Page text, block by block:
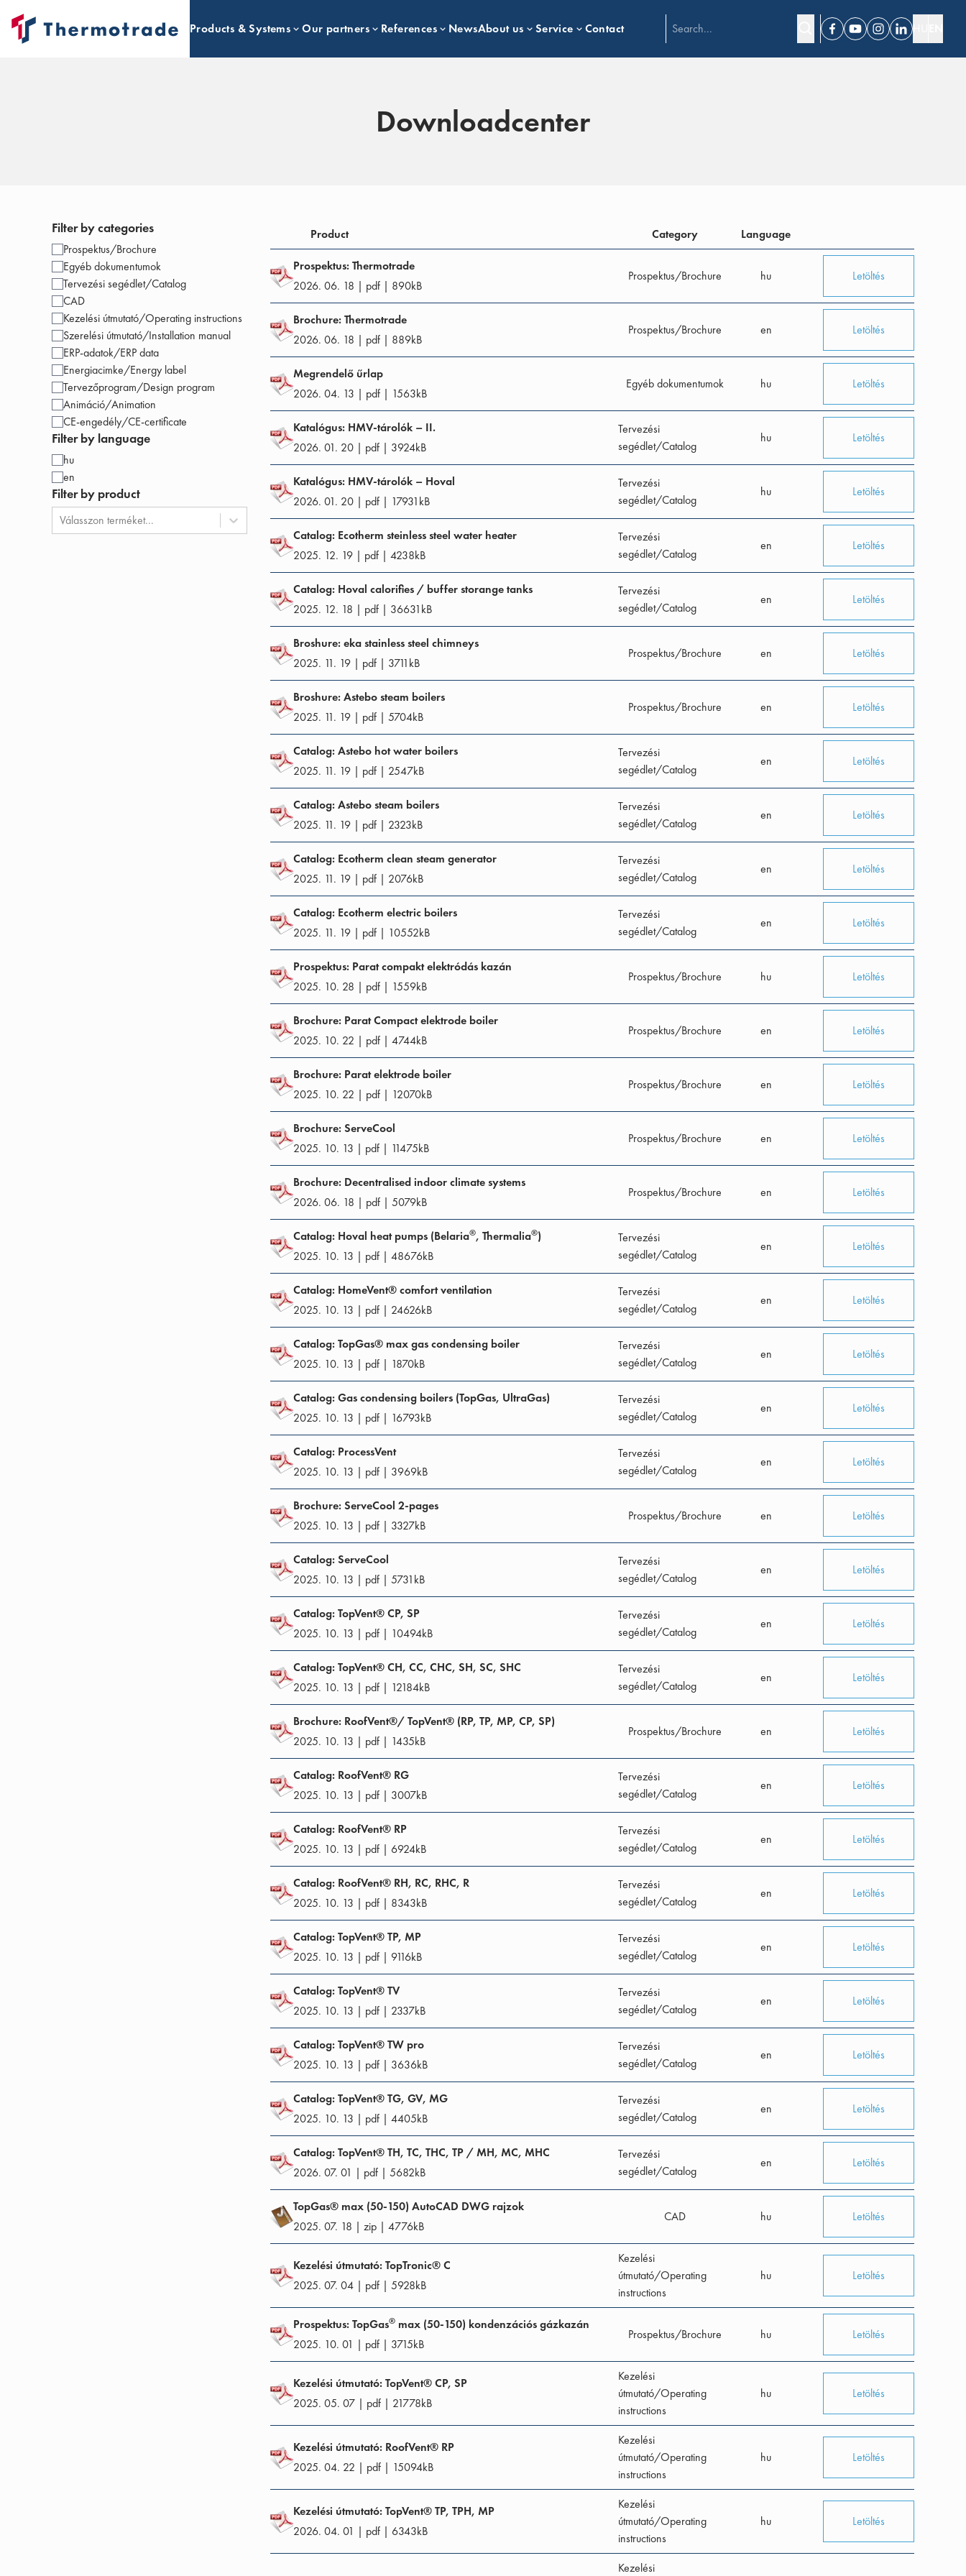
Products & Systems Our partners References NewsAbout us Service Contact Facebook
YoutubeInstagramLinkedin
Downloadcenter
Filter by categories
Prospektus/Brochure
Egyéb dokumentumok
Tervezési segédlet/Catalog
CAD
Kezelési útmutató/Operating instructions
Szerelési útmutató/Installation manual
ERP-adatok/ERP data
Energiacimke/Energy label
Tervezőprogram/Design program
Animáció/Animation
CE-engedély/CE-certificate
Filter by language
hu
en
Filter by product
Válasszon terméket...
Product Category Language
Prospektus: Thermotrade
2026. 06. 18 | pdf | 890kB
Prospektus/Brochure hu Letöltés
Brochure: Thermotrade
2026. 06. 18 | pdf | 889kB
Prospektus/Brochure en Letöltés
Megrendelő űrlap
2026. 04. 13 | pdf | 1563kB
Egyéb dokumentumok hu Letöltés
Katalógus: HMV-tárolók – II.
2026. 01. 20 | pdf | 3924kB
Tervezési
segédlet/Catalog
hu Letöltés
Katalógus: HMV-tárolók – Hoval
2026. 01. 20 | pdf | 17931kB
Tervezési
segédlet/Catalog
hu Letöltés
Catalog: Ecotherm steinless steel water heater
2025. 12. 19 | pdf | 4238kB
Tervezési
segédlet/Catalog
en Letöltés
Catalog: Hoval calorifies / buffer storange tanks
2025. 12. 18 | pdf | 36631kB
Tervezési
segédlet/Catalog
en Letöltés
Broshure: eka stainless steel chimneys
2025. 11. 19 | pdf | 3711kB
Prospektus/Brochure en Letöltés
Broshure: Astebo steam boilers
2025. 11. 19 | pdf | 5704kB
Prospektus/Brochure en Letöltés
Catalog: Astebo hot water boilers
2025. 11. 19 | pdf | 2547kB
Tervezési
segédlet/Catalog
en Letöltés
Catalog: Astebo steam boilers
2025. 11. 19 | pdf | 2323kB
Tervezési
segédlet/Catalog
en Letöltés
Catalog: Ecotherm clean steam generator
2025. 11. 19 | pdf | 2076kB
Tervezési
segédlet/Catalog
en Letöltés
Catalog: Ecotherm electric boilers
2025. 11. 19 | pdf | 10552kB
Tervezési
segédlet/Catalog
en Letöltés
Prospektus: Parat compakt elektródás kazán
2025. 10. 28 | pdf | 1559kB
Prospektus/Brochure hu Letöltés
Brochure: Parat Compact elektrode boiler
2025. 10. 22 | pdf | 4744kB
Prospektus/Brochure en Letöltés
Brochure: Parat elektrode boiler
2025. 10. 22 | pdf | 12070kB
Prospektus/Brochure en Letöltés
Brochure: ServeCool
2025. 10. 13 | pdf | 11475kB
Prospektus/Brochure en Letöltés
Brochure: Decentralised indoor climate systems
2026. 06. 18 | pdf | 5079kB
Prospektus/Brochure en Letöltés
Catalog: Hoval heat pumps (Belaria®, Thermalia®)
2025. 10. 13 | pdf | 48676kB
Tervezési
segédlet/Catalog
en Letöltés
Catalog: HomeVent® comfort ventilation
2025. 10. 13 | pdf | 24626kB
Tervezési
segédlet/Catalog
en Letöltés
Catalog: TopGas® max gas condensing boiler
2025. 10. 13 | pdf | 1870kB
Tervezési
segédlet/Catalog
en Letöltés
Catalog: Gas condensing boilers (TopGas, UltraGas)
2025. 10. 13 | pdf | 16793kB
Tervezési
segédlet/Catalog
en Letöltés
Catalog: ProcessVent
2025. 10. 13 | pdf | 3969kB
Tervezési
segédlet/Catalog
en Letöltés
Brochure: ServeCool 2-pages
2025. 10. 13 | pdf | 3327kB
Prospektus/Brochure en Letöltés
Catalog: ServeCool
2025. 10. 13 | pdf | 5731kB
Tervezési
segédlet/Catalog
en Letöltés
Catalog: TopVent® CP, SP
2025. 10. 13 | pdf | 10494kB
Tervezési
segédlet/Catalog
en Letöltés
Catalog: TopVent® CH, CC, CHC, SH, SC, SHC
2025. 10. 13 | pdf | 12184kB
Tervezési
segédlet/Catalog
en Letöltés
Brochure: RoofVent®/ TopVent® (RP, TP, MP, CP, SP)
2025. 10. 13 | pdf | 1435kB
Prospektus/Brochure en Letöltés
Catalog: RoofVent® RG
2025. 10. 13 | pdf | 3007kB
Tervezési
segédlet/Catalog
en Letöltés
Catalog: RoofVent® RP
2025. 10. 13 | pdf | 6924kB
Tervezési
segédlet/Catalog
en Letöltés
Catalog: RoofVent® RH, RC, RHC, R
2025. 10. 13 | pdf | 8343kB
Tervezési
segédlet/Catalog
en Letöltés
Catalog: TopVent® TP, MP
2025. 10. 13 | pdf | 9116kB
Tervezési
segédlet/Catalog
en Letöltés
Catalog: TopVent® TV
2025. 10. 13 | pdf | 2337kB
Tervezési
segédlet/Catalog
en Letöltés
Catalog: TopVent® TW pro
2025. 10. 13 | pdf | 3636kB
Tervezési
segédlet/Catalog
en Letöltés
Catalog: TopVent® TG, GV, MG
2025. 10. 13 | pdf | 4405kB
Tervezési
segédlet/Catalog
en Letöltés
Catalog: TopVent® TH, TC, THC, TP / MH, MC, MHC
2026. 07. 01 | pdf | 5682kB
Tervezési
segédlet/Catalog
en Letöltés
TopGas® max (50-150) AutoCAD DWG rajzok
2025. 07. 18 | zip | 4776kB
CAD hu Letöltés
Kezelési útmutató: TopTronic® C
2025. 07. 04 | pdf | 5928kB
Kezelési
útmutató/Operating
instructions
hu Letöltés
Prospektus: TopGas® max (50-150) kondenzációs gázkazán
2025. 10. 01 | pdf | 3715kB
Prospektus/Brochure hu Letöltés
Kezelési útmutató: TopVent® CP, SP
2025. 05. 07 | pdf | 21778kB
Kezelési
útmutató/Operating
instructions
hu Letöltés
Kezelési útmutató: RoofVent® RP
2025. 04. 22 | pdf | 15094kB
Kezelési
útmutató/Operating
instructions
hu Letöltés
Kezelési útmutató: TopVent® TP, TPH, MP
2026. 04. 01 | pdf | 6343kB
Kezelési
útmutató/Operating
instructions
hu Letöltés
Kezelési